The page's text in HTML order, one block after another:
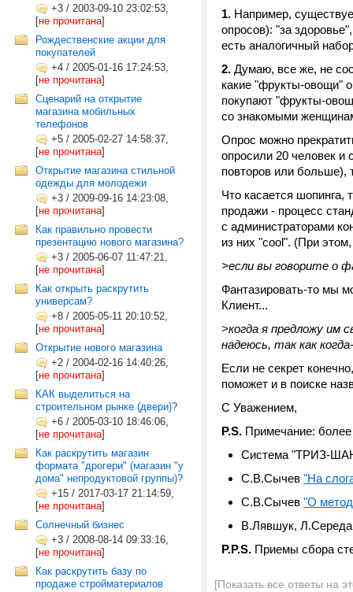
+3 / 2003-09-10 23:02:53,
[не прочитана]
Рождественские акции для
покупателей
+4 / 2005-01-16 17:24:53,
[не прочитана]
Сценарий на открытие
магазина мобильных
телефонов
+5 / 2005-02-27 14:58:37,
[не прочитана]
Открытие магазина стильной
одежды для молодежи
+3 / 2009-09-16 14:23:08,
[не прочитана]
Как правильно провести
презентацию нового магазина?
+3 / 2005-06-07 11:47:21,
[не прочитана]
Как открыть раскрутить
универсам?
+8 / 2005-05-11 20:10:52,
[не прочитана]
Открытие нового магазина
+2 / 2004-02-16 14:40:26,
[не прочитана]
КАК выделиться на
строительном рынке (двери)?
+6 / 2005-03-10 18:46:06,
[не прочитана]
Как раскрутить магазин
формата "дрогери" (магазин "у
дома" непродуктовой группы)?
+15 / 2017-03-17 21:14:59,
[не прочитана]
Солнечный бизнес
+3 / 2008-08-14 09:33:16,
[не прочитана]
Как раскрутить базу по
продаже стройматериалов
1. Например,
опросов): "за
есть аналогичный
2. Думаю, все же, не
какие "фрукты-овощи"
покупают "фрукты-
со знакомыми
Опрос можно
опросили 20 человек и
повторов или больше),
Что касается шопинга,
продажи - процесс
с администраторами
из них "cool". (При
>если вы говорите о
Фантазировать-то мы
Клиент...
>когда я предложу им
надеюсь, так как
Если не секрет
поможет и в поиске
С Уважением,
P.S. Примечание:
Система "ТРИЗ-
С.В.Сычев "На
С.В.Сычев "О
В.Лявшук,
P.P.S. Приемы сбора
[Показать все ответы на